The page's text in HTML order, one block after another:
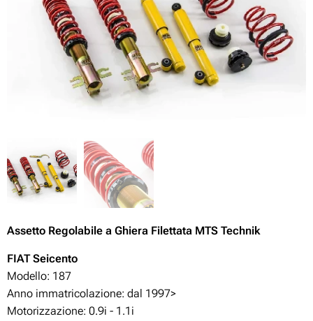
Assetto Regolabile a Ghiera Filettata MTS Technik
FIAT Seicento
Modello: 187
Anno immatricolazione: dal 1997>
Motorizzazione: 0.9i - 1.1i